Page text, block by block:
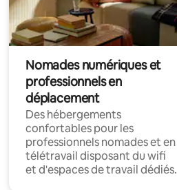
Nomades numériques et
professionnels en
déplacement
Des hébergements
confortables pour les
professionnels nomades et en
télétravail disposant du wifi
et d'espaces de travail dédiés.